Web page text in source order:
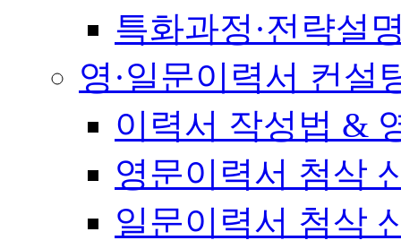
특화과정·전략설
영·일문이력서 컨설
이력서 작성법 &
영문이력서 첨삭
일문이력서 첨삭